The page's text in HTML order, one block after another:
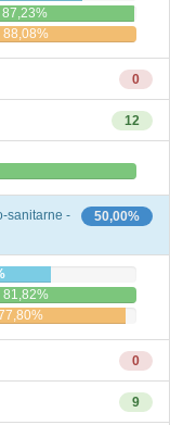
87,23%
88,08%
0
12
50,00%
sanitarne -
81,82%
0
9